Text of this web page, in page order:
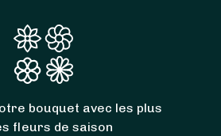
bouquet avec les plus
fleurs de saison